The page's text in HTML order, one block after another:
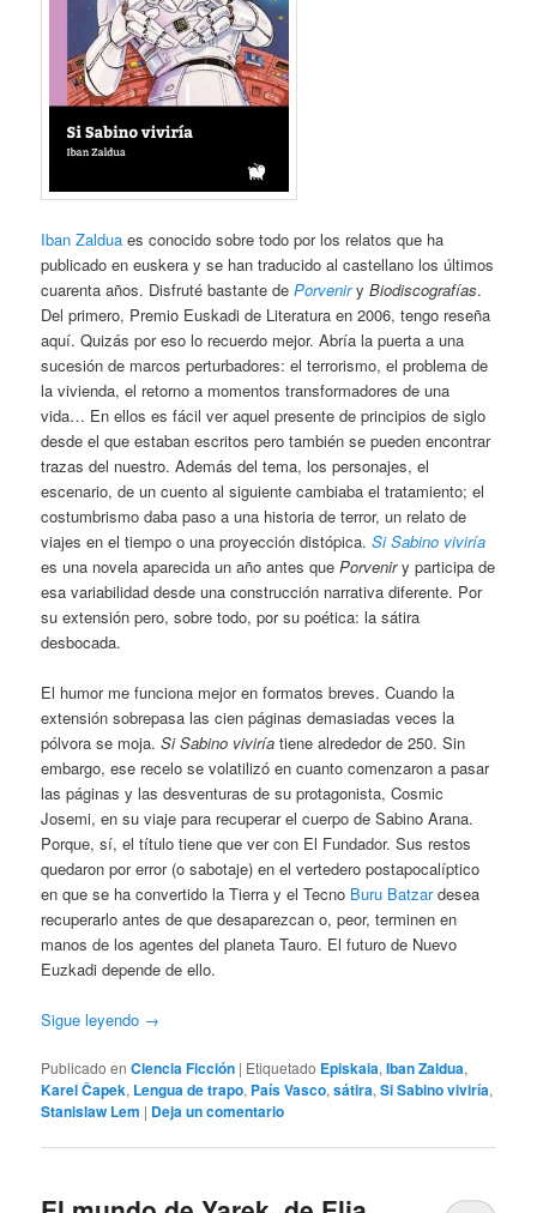
Iban Zaldua es conocido sobre todo por los relatos que ha
publicado en euskera y se han traducido al castellano los últimos
cuarenta años. Disfruté bastante dePorveniryBiodiscografías.
Del primero, Premio Euskadi de Literatura en 2006, tengo reseña
aquí. Quizás por eso lo recuerdo mejor. Abría la puerta a una
sucesión de marcos perturbadores: el terrorismo, el problema de
la vivienda, el retorno a momentos transformadores de una
vida… En ellos es fácil ver aquel presente de principios de siglo
desde el que estaban escritos pero también se pueden encontrar
trazas del nuestro. Además del tema, los personajes, el
escenario, de un cuento al siguiente cambiaba el tratamiento; el
costumbrismo daba paso a una historia de terror, un relato de
viajes en el tiempo o una proyección distópica.Si Sabino viviría
es una novela aparecida un año antes quePorveniry participa de
esa variabilidad desde una construcción narrativa diferente. Por
su extensión pero, sobre todo, por su poética: la sátira
desbocada.
El humor me funciona mejor en formatos breves. Cuando la
extensión sobrepasa las cien páginas demasiadas veces la
pólvora se moja.Si Sabino viviría tiene alrededor de 250. Sin
embargo, ese recelo se volatilizó en cuanto comenzaron a pasar
las páginas y las desventuras de su protagonista, Cosmic
Josemi, en su viaje para recuperar el cuerpo de Sabino Arana.
Porque, sí, el título tiene que ver con El Fundador. Sus restos
quedaron por error (o sabotaje) en el vertedero postapocalíptico
en que se ha convertido la Tierra y el Tecno Buru Batzardesea
recuperarlo antes de que desaparezcan o, peor, terminen en
manos de los agentes del planeta Tauro. El futuro de Nuevo
Euzkadi depende de ello.
Sigue leyendo →
Publicado en Ciencia Ficción | Etiquetado Episkaia,Iban Zaldua,
Karel Čapek, Lengua de trapo, País Vasco,sátira,Si Sabino viviría,
Stanislaw Lem | Deja un comentario